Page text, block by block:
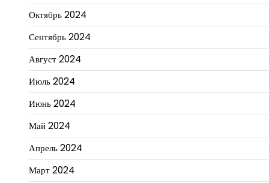
Октябрь 2024
Сентябрь 2024
Август 2024
Июль 2024
Июнь 2024
Май 2024
Апрель 2024
Март 2024